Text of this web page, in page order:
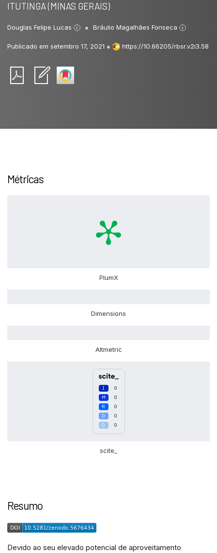
ITUTINGA (MINAS GERAIS)
Douglas Felipe Lucas Bráulio Magalhães Fonseca
Publicado em setembro 17, 2021 ● https://10.66205/rbsr.v2i3.58
Métricas
PlumX
Dimensions
Altmetric
0
0
0
0
0
Other
scite_
Resumo
Devido ao seu elevado potencial de aproveitamento